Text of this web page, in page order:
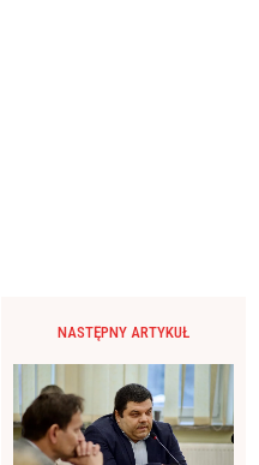
NASTĘPNY ARTYKUŁ